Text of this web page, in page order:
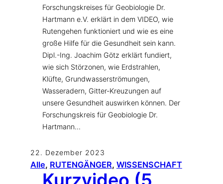
Forschungskreises für Geobiologie Dr.
Hartmann e.V. erklärt in dem VIDEO, wie
Rutengehen funktioniert und wie es eine
große Hilfe für die Gesundheit sein kann.
Dipl.-Ing. Joachim Götz erklärt fundiert,
wie sich Störzonen, wie Erdstrahlen,
Klüfte, Grundwasserströmungen,
Wasseradern, Gitter-Kreuzungen auf
unsere Gesundheit auswirken können. Der
Forschungskreis für Geobiologie Dr.
Hartmann…
22. Dezember 2023
Alle, RUTENGÄNGER, WISSENSCHAFT